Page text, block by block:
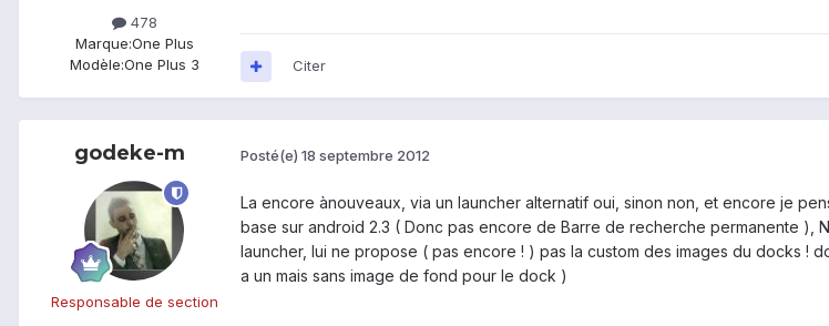
478
Marque:One Plus
Modèle:One Plus 3 Citer
godeke-m
Responsable de section
Posté(e) 18 septembre 2012
La encore ànouveaux, via un launcher alternatif oui, sinon non, et encore je
base sur android 2.3 ( Donc pas encore de Barre de recherche permanente
launcher, lui ne propose ( pas encore ! ) pas la custom des images du docks
a un mais sans image de fond pour le dock )